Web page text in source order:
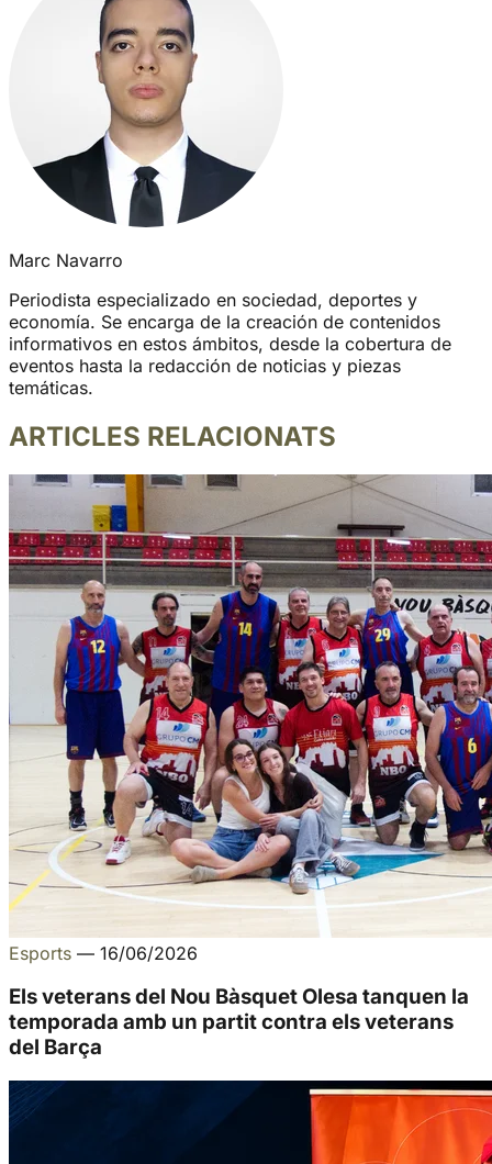
Marc Navarro
Periodista especializado en sociedad, deportes y
economía. Se encarga de la creación de contenidos
informativos en estos ámbitos, desde la cobertura de
eventos hasta la redacción de noticias y piezas
temáticas.
ARTICLES RELACIONATS
Esports — 16/06/2026
Els veterans del Nou Bàsquet Olesa tanquen la
temporada amb un partit contra els veterans
del Barça